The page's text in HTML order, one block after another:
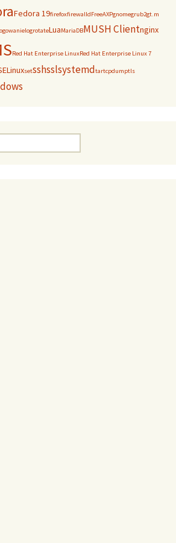
Fedora 19firefoxfirewalldFreeAXPgnomegrub2gt.m
logrotateLuaMariaDBMUSH Clientnginx
Red Hat Enterprise LinuxRed Hat Enterprise Linux 7
setsshsslsystemdtartcpdumptls